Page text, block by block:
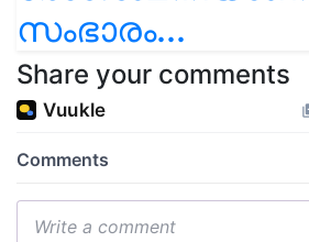
സംഭാരം...
Share your comments